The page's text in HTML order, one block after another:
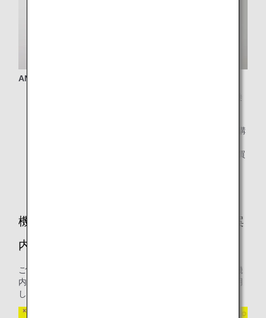
ANA HONU ぬいぐるみ（ラニ・カイ・ラー）
* 機内でのご注文：FLYING HONU（A380型機）ご搭乗
* プリオーダーサービス：全路線で「3色セット」をご購
FLYING HONU（A380型機）にご搭乗のお客様のみお買
機内免税品プリオーダーサービスご利用案
内
ご搭乗前に機内免税品販売の商品をお申し込みいただける機
内免税品プリオーダーサービスについてご利用の流れを説明
します。